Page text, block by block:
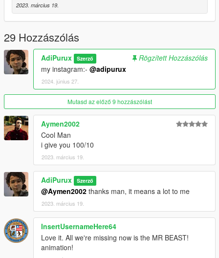
2023. március 19.
29 Hozzászólás
AdiPurux Szerző
Rögzített Hozzászólás
my instagram:- @adipurux
2024. június 27.
Mutasd az előző 9 hozzászólást
Aymen2002
Cool Man
i give you 100/10
2023. március 19.
AdiPurux Szerző
@Aymen2002 thanks man, it means a lot to me
2023. március 19.
InsertUsernameHere64
Love it. All we're missing now is the MR BEAST!
animation!